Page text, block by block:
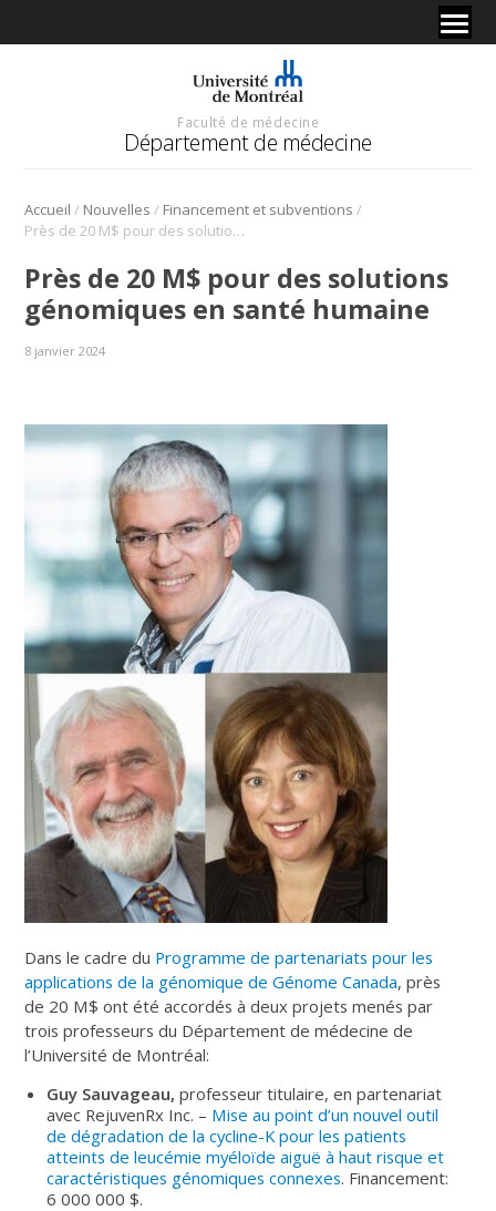
Faculté de médecine
Département de médecine
Accueil / Nouvelles / Financement et subventions /
Près de 20 M$ pour des solutions génomiques en santé humaine
Près de 20 M$ pour des solutions
génomiques en santé humaine
8 janvier 2024
Dans le cadre du Programme de partenariats pour les
applications de la génomique de Génome Canada, près
de 20 M$ ont été accordés à deux projets menés par
trois professeurs du Département de médecine de
l’Université de Montréal:
Guy Sauvageau, professeur titulaire, en partenariat
avec RejuvenRx Inc. – Mise au point d’un nouvel outil
de dégradation de la cycline-K pour les patients
atteints de leucémie myéloïde aiguë à haut risque et
caractéristiques génomiques connexes. Financement:
6 000 000 $.